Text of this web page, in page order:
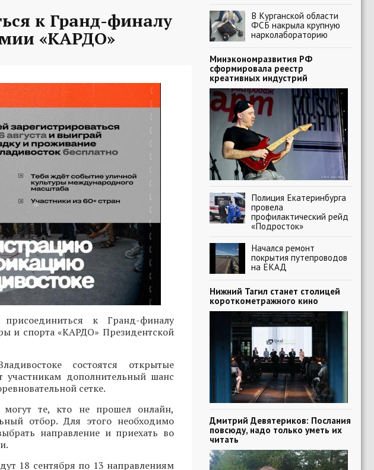
к Гранд-финалу
«КАРДО»
присоединиться к Гранд-финалу
и спорта «КАРДО» Президентской
состоятся открытые
участникам дополнительный шанс
сетке.
те, кто не прошел онлайн,
отбор. Для этого необходимо
направление и приехать во
18 сентября по 13 направлениям
В Курганской области
ФСБ накрыла крупную
нарколабораторию
Минэкономразвития РФ
сформировала реестр
креативных индустрий
Полиция Екатеринбурга
провела
профилактический рейд
«Подросток»
Начался ремонт
покрытия путепроводов
на ЕКАД
Нижний Тагил станет столицей
короткометражного кино
Дмитрий Девятериков: Послания
повсюду, надо только уметь их
читать